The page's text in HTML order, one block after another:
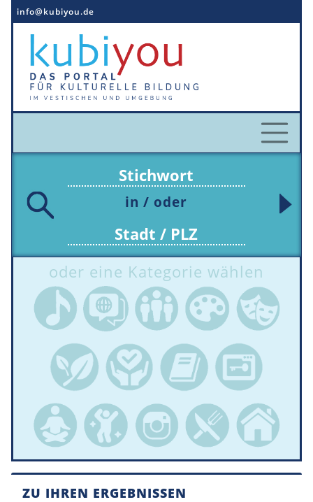
Direkt
zum
Inhalt
info@kubiyou.de
in / oder
oder eine Kategorie wählen
ZU IHREN ERGEBNISSEN